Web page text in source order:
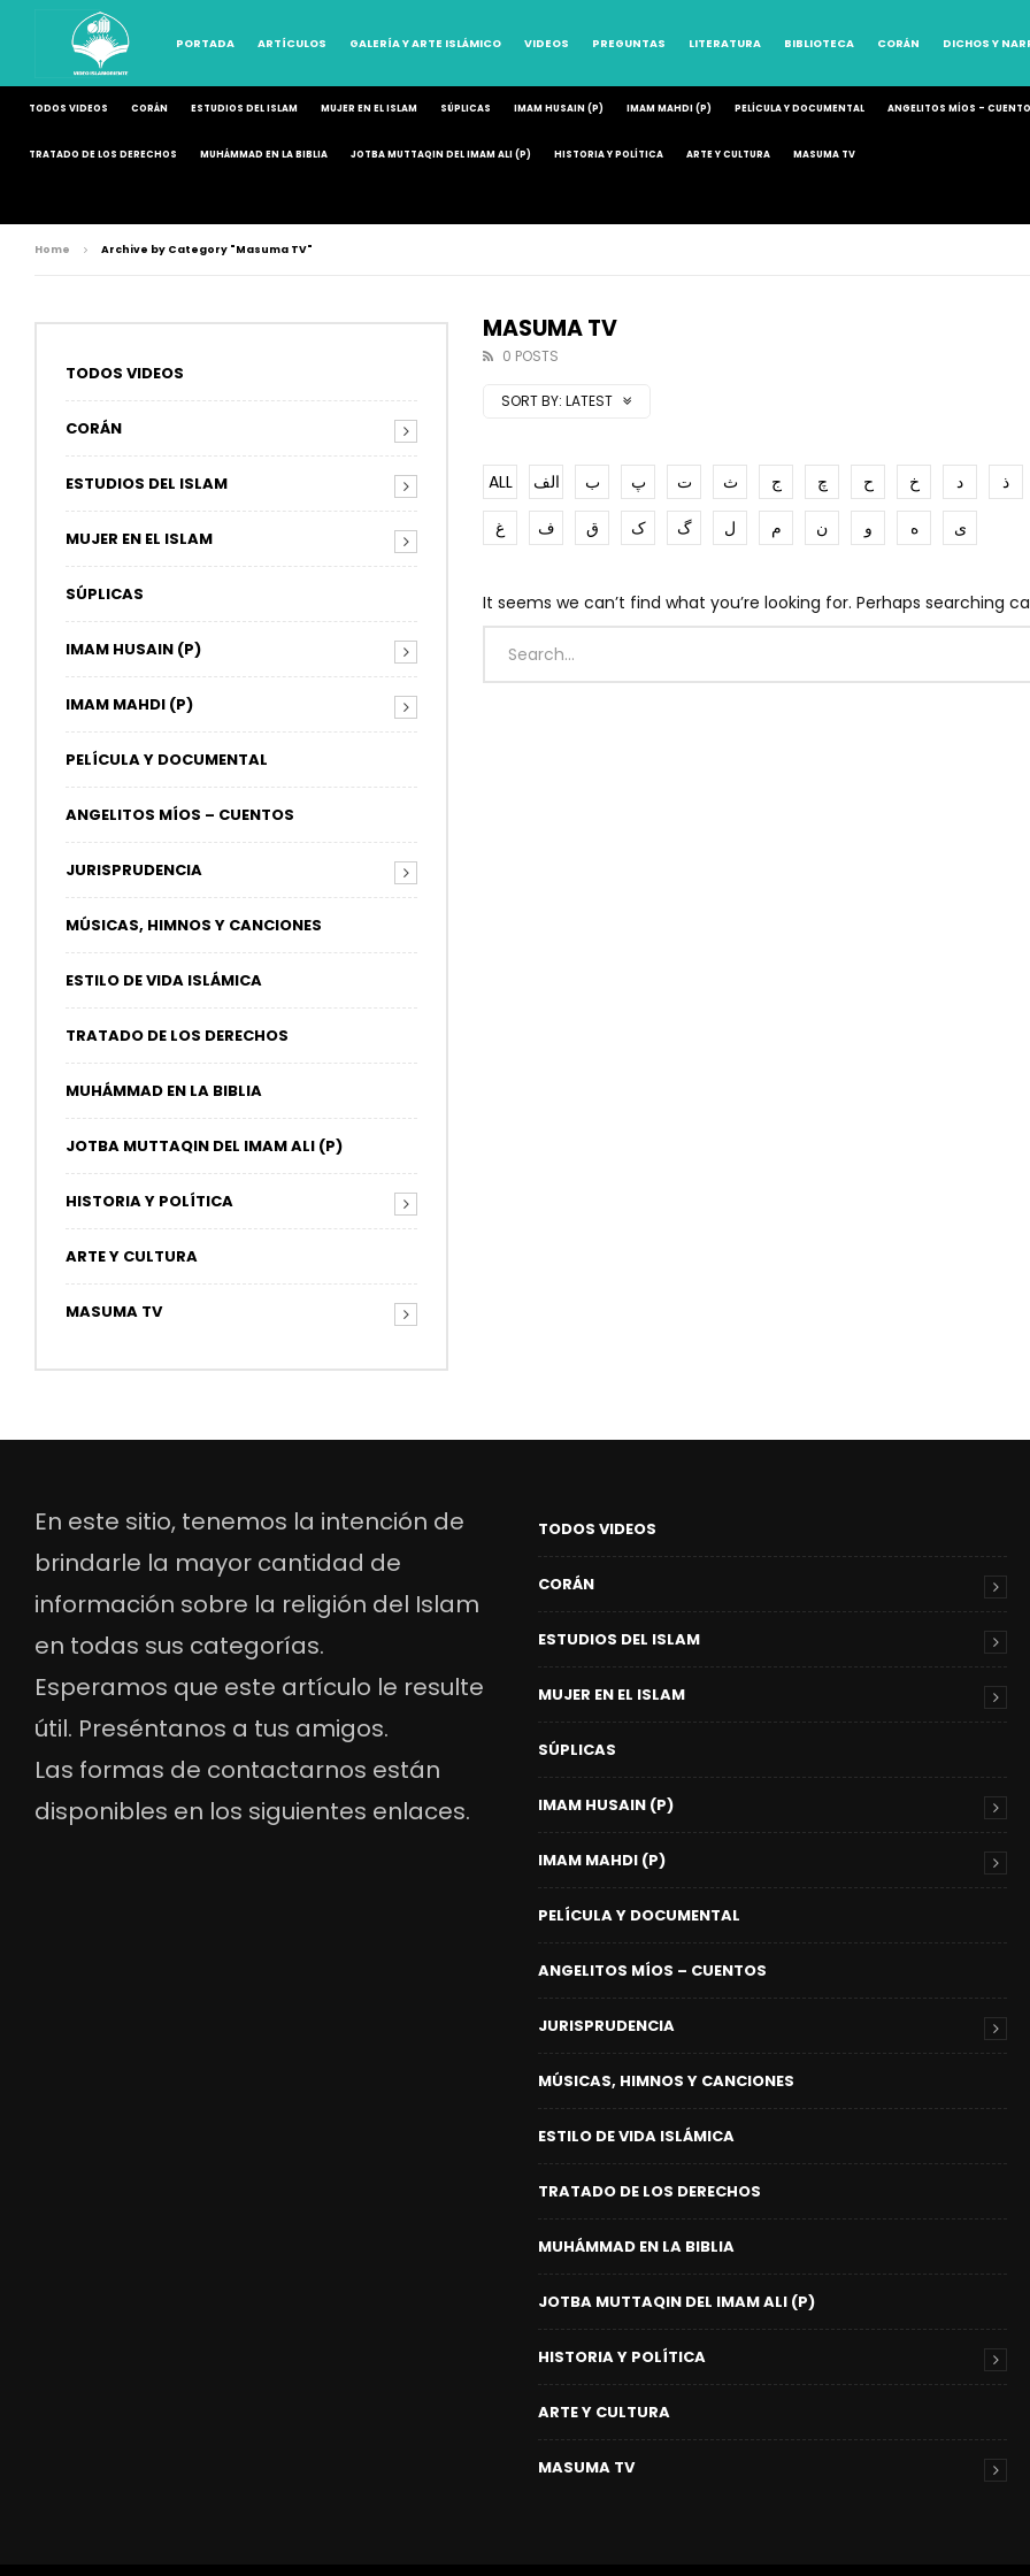
PORTADA ARTÍCULOS GALERÍA Y ARTE ISLÁMICO VIDEOS PREGUNTAS LITERATURA BIBLIOTECA CORÁN DICHOS Y
TODOS VIDEOS CORÁN ESTUDIOS DEL ISLAM MUJER EN EL ISLAM SÚPLICAS IMAM HUSAIN (P) IMAM MAHDI (P) PELÍCULA Y DOCUMENTAL ANGELITOS MÍOS –
TRATADO DE LOS DERECHOS MUHÁMMAD EN LA BIBLIA JOTBA MUTTAQIN DEL IMAM ALI (P) HISTORIA Y POLÍTICA ARTE Y CULTURA MASUMA TV
Home Archive by Category "Masuma TV"
MASUMA TV
0 POSTS
SORT BY: LATEST
ALL الف ب پ ت ث ج چ ح خ د ذ
غ
ف ق ک گ ل م ن و ه ی
It seems we can’t find what you’re looking for. Perhaps searching
TODOS VIDEOS
CORÁN
ESTUDIOS DEL ISLAM
MUJER EN EL ISLAM
SÚPLICAS
IMAM HUSAIN (P)
IMAM MAHDI (P)
PELÍCULA Y DOCUMENTAL
ANGELITOS MÍOS – CUENTOS
JURISPRUDENCIA
MÚSICAS, HIMNOS Y CANCIONES
ESTILO DE VIDA ISLÁMICA
TRATADO DE LOS DERECHOS
MUHÁMMAD EN LA BIBLIA
JOTBA MUTTAQIN DEL IMAM ALI (P)
HISTORIA Y POLÍTICA
ARTE Y CULTURA
MASUMA TV
En este sitio, tenemos la intención de
brindarle la mayor cantidad de
información sobre la religión del Islam
en todas sus categorías.
Esperamos que este artículo le resulte
útil. Preséntanos a tus amigos.
Las formas de contactarnos están
disponibles en los siguientes enlaces.
TODOS VIDEOS
CORÁN
ESTUDIOS DEL ISLAM
MUJER EN EL ISLAM
SÚPLICAS
IMAM HUSAIN (P)
IMAM MAHDI (P)
PELÍCULA Y DOCUMENTAL
ANGELITOS MÍOS – CUENTOS
JURISPRUDENCIA
MÚSICAS, HIMNOS Y CANCIONES
ESTILO DE VIDA ISLÁMICA
TRATADO DE LOS DERECHOS
MUHÁMMAD EN LA BIBLIA
JOTBA MUTTAQIN DEL IMAM ALI (P)
HISTORIA Y POLÍTICA
ARTE Y CULTURA
MASUMA TV